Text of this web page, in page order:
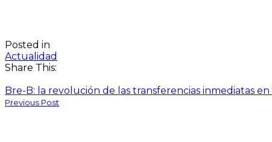
Posted in
Actualidad
Share This:
Bre-B: la revolución de las transferencias inmediatas
Previous Post